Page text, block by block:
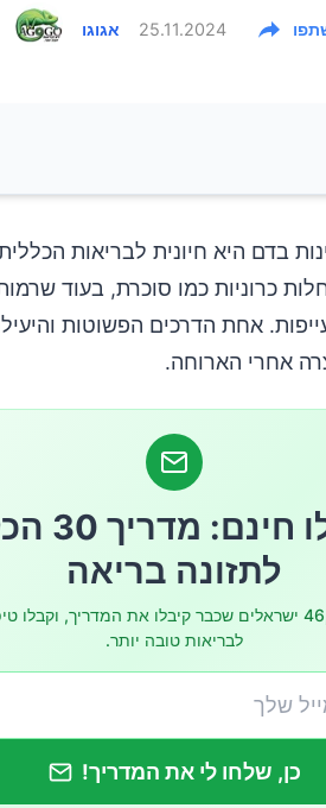
אגוגו 25.11.2024
האוכל
בדם היא חיונית לבריאות
כרוניות כמו סוכרת, בעוד
אחת הדרכים הפשוטות
אחרי הארוחה.
🎁 קבלו
לתזונה בריאה
הצטרפו ל-46,000 ישראלים שכבר קיבלו את המדריך,
לבריאות טובה יותר.
כן, שלחו לי את המדריך!